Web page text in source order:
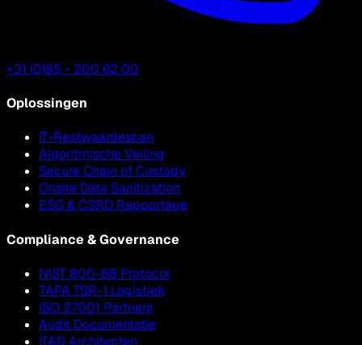
+31 (0)85 - 200 62 00
Oplossingen
IT-Restwaardescan
Algoritmische Veiling
Secure Chain of Custody
Onsite Data Sanitization
ESG & CSRD Rapportage
Compliance & Governance
NIST 800-88 Protocol
TAPA TSR-1 Logistiek
ISO 27001 Partners
Audit Documentatie
ITAD Architecten